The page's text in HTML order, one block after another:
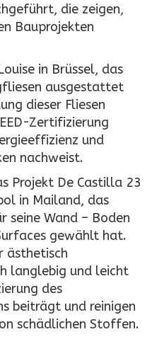
die zeigen,
Bauprojekten
in Brüssel, das
ausgestattet
dieser Fliesen
Zertifizierung
und
nachweist.
Projekt De Castilla 23
in Mailand, das
seine Wand – Boden
gewählt hat.
ästhetisch
langlebig und leicht
des
beiträgt und reinigen
schädlichen Stoffen.